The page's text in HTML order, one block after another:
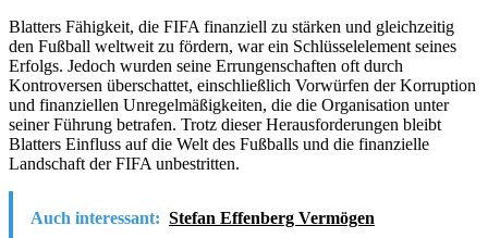
Blatters Fähigkeit, die FIFA finanziell zu stärken und gleichzeitig
den Fußball weltweit zu fördern, war ein Schlüsselelement seines
Erfolgs. Jedoch wurden seine Errungenschaften oft durch
Kontroversen überschattet, einschließlich Vorwürfen der Korruption
und finanziellen Unregelmäßigkeiten, die die Organisation unter
seiner Führung betrafen. Trotz dieser Herausforderungen bleibt
Blatters Einfluss auf die Welt des Fußballs und die finanzielle
Landschaft der FIFA unbestritten.
Auch interessant: Stefan Effenberg Vermögen